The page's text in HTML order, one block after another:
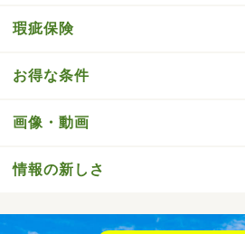
瑕疵保険
お得な条件
画像・動画
情報の新しさ